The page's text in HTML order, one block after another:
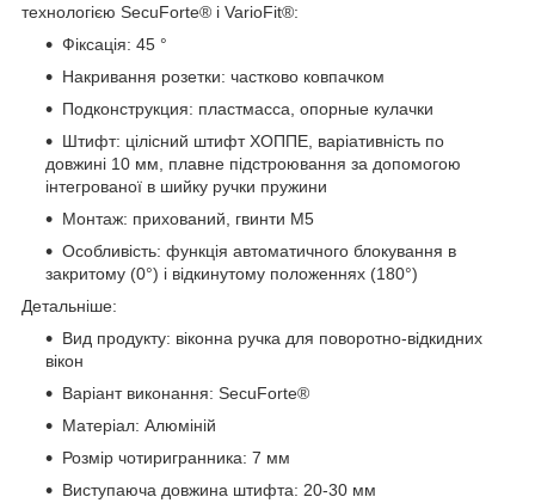
технологією SecuForte® і VarioFit®:
Фіксація: 45 °
Накривання розетки: частково ковпачком
Подконструкция: пластмасса, опорные кулачки
Штифт: цілісний штифт ХОППЕ, варіативність по
довжині 10 мм, плавне підстроювання за допомогою
інтегрованої в шийку ручки пружини
Монтаж: прихований, гвинти M5
Особливість: функція автоматичного блокування в
закритому (0°) і відкинутому положеннях (180°)
Детальніше:
Вид продукту: віконна ручка для поворотно-відкидних
вікон
Варіант виконання: SecuForte®
Матеріал: Алюміній
Розмір чотиригранника: 7 мм
Виступаюча довжина штифта: 20-30 мм